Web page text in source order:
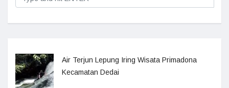
Air Terjun Lepung Iring Wisata Primadona
Kecamatan Dedai